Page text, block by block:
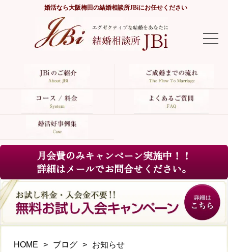
婚活なら大阪梅田の結婚相談所JBiにお任せください
TOP
よくあるご質問
婚活好事例集
月会費のみキャンペーン実施中！！
詳細はメールでお問合せください。
HOME ブログ
お知らせ